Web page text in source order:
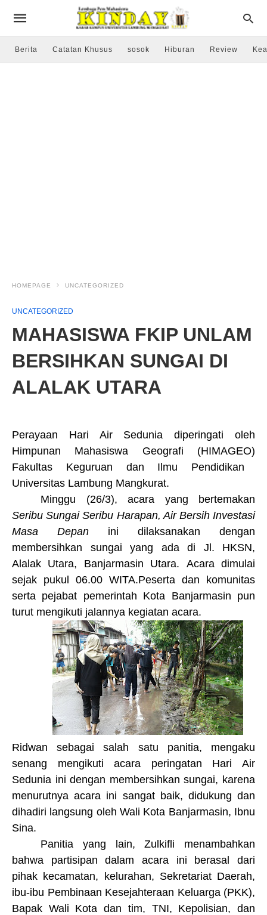
Berita Catatan Khusus sosok Hiburan Review
HOMEPAGE UNCATEGORIZED
UNCATEGORIZED
MAHASISWA FKIP UNLAM
BERSIHKAN SUNGAI DI
ALALAK UTARA
Perayaan Hari Air Sedunia diperingati oleh
Himpunan Mahasiswa Geografi (HIMAGEO)
Fakultas Keguruan dan I lmu Pendidikan
Universitas Lambung Mangkurat.
Minggu (26/3), acara yang bertemakan
Seribu Sungai Seribu Harapan, Air Bersih Investasi
Masa Depan  ini dilaksanakan dengan
membersihkan sungai yang ada di Jl. HKSN,
Alalak Utara, Banjarmasin Utara. Acara dimulai
sejak pukul 06.00 WITA.Peserta dan komunitas
serta pejabat pemerintah Kota Banjarmasin pun
turut mengikuti jalannya kegiatan acara.
Ridwan sebagai salah satu panitia, mengaku
senang mengikuti acara peringatan Hari Air
Sedunia ini dengan membersihkan sungai, karena
menurutnya acara ini sangat baik, didukung dan
dihadiri langsung oleh Wali Kota Banjarmasin, Ibnu
Sina.
Panitia yang lain, Zulkifli menambahkan
bahwa partisipan dalam acara ini berasal dari
pihak kecamatan, kelurahan, Sekretariat Daerah,
ibu-ibu Pembinaan Kesejahteraan Keluarga (PKK),
Bapak Wali Kota dan tim, TNI, Kepolisian,dan